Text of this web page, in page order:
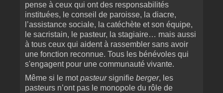
pense à ceux qui ont des responsabilités
instituées, le conseil de paroisse, la diacre,
l’assistance sociale, la catéchète et son équipe,
le sacristain, le pasteur, la stagiaire… mais aussi
à tous ceux qui aident à rassembler sans avoir
une fonction reconnue. Tous les bénévoles qui
s'engagent pour une communauté vivante.
Même si le motpasteursignifie berger, les
pasteurs n’ont pas le monopole du rôle de